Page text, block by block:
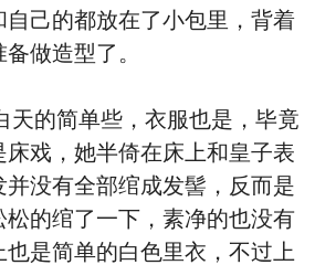
自己的都放在了小包里，背着
做造型了。
的简单些，衣服也是，毕竟
戏，她半倚在床上和皇子表
没有全部绾成发髻，反而是
松的绾了一下，素净的也没有
是简单的白色里衣，不过上